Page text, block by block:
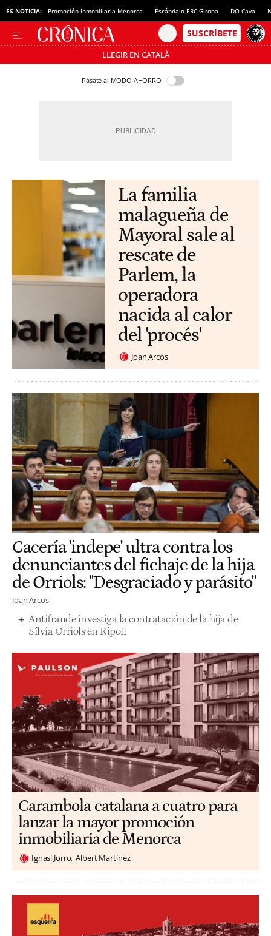
ES NOTICIA: Promoción inmobiliaria Menorca Escándalo ERC Girona DO Cava
LLEGIR EN CATALÀ
Pásate al MODO AHORRO
La familia
malagueña de
Mayoral sale al
rescate de
Parlem, la
operadora
nacida al calor
del 'procés'
Joan Arcos
Cacería 'indepe' ultra contra los
denunciantes del fichaje de la hija
de Orriols: "Desgraciado y parásito"
Joan Arcos
Antifraude investiga la contratación de la hija de
Sílvia Orriols en Ripoll
Carambola catalana a cuatro para
lanzar la mayor promoción
inmobiliaria de Menorca
Ignasi Jorro Albert Martínez